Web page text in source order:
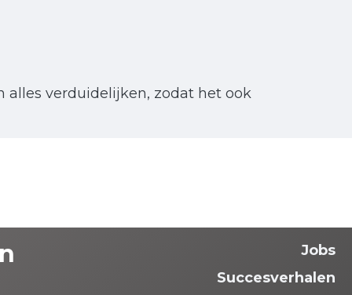
alles verduidelijken, zodat het ook
Jobs
Succesverhalen